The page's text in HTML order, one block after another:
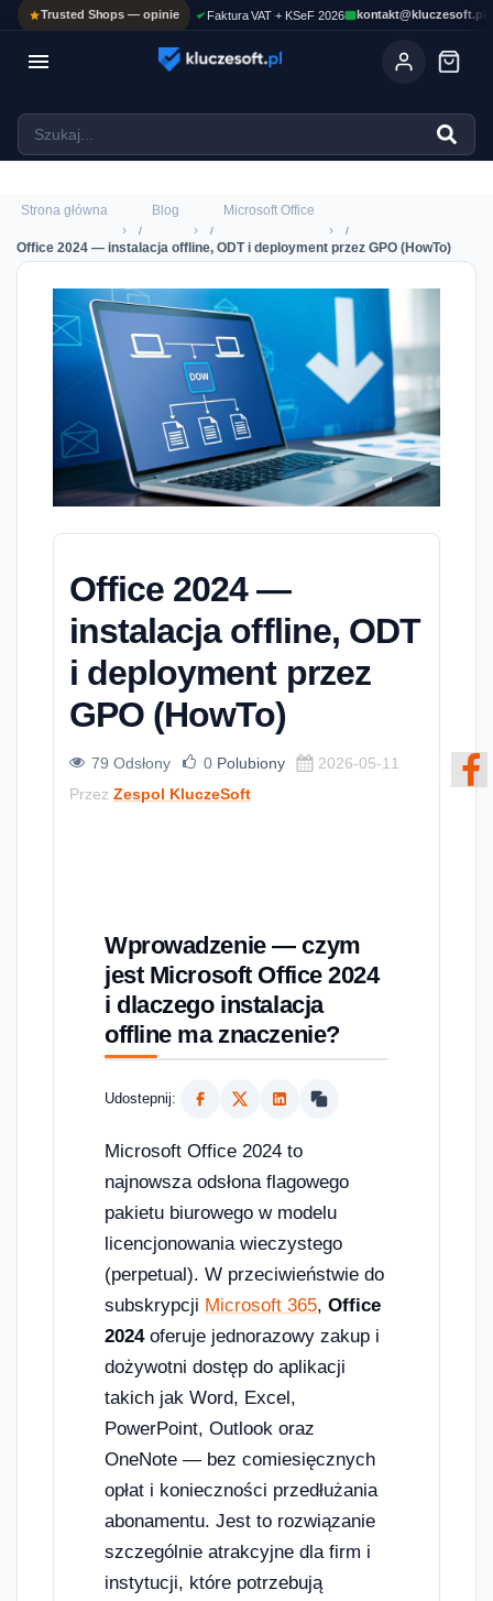
Trusted Shops — opinie Faktura VAT + KSeF 2026 kontakt@kluczesoft.pl

Strona główna
›
Blog
›
Microsoft Office
›
Office 2024 — instalacja offline, ODT i deployment przez GPO (HowTo)
Office 2024 —
instalacja offline, ODT
i deployment przez
GPO (HowTo)
79 Odsłony 0 Polubiony
2026-05-11
Przez Zespol KluczeSoft
Wprowadzenie — czym
jest Microsoft Office 2024
i dlaczego instalacja
offline ma znaczenie?
Udostepnij:
Microsoft Office 2024 to
najnowsza odsłona flagowego
pakietu biurowego w modelu
licencjonowania wieczystego
(perpetual). W przeciwieństwie do
subskrypcji Microsoft 365, Office
2024oferuje jednorazowy zakup i
dożywotni dostęp do aplikacji
takich jak Word, Excel,
PowerPoint, Outlook oraz
OneNote — bez comiesięcznych
opłat i konieczności przedłużania
abonamentu. Jest to rozwiązanie
szczególnie atrakcyjne dla firm i
instytucji, które potrzebują
ASYSTENT AI